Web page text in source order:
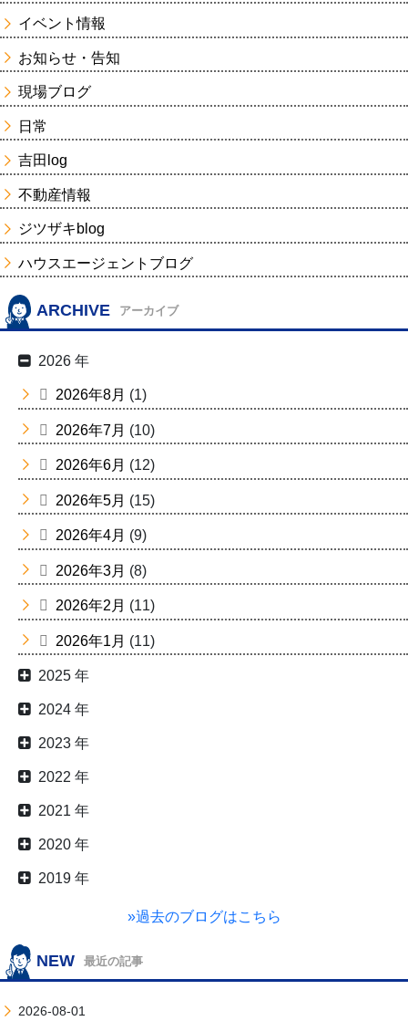
イベント情報
お知らせ・告知
現場ブログ
日常
吉田log
不動産情報
ジツザキblog
ハウスエージェントブログ
ARCHIVE アーカイブ
2026 年
2026年8月 (1)
2026年7月 (10)
2026年6月 (12)
2026年5月 (15)
2026年4月 (9)
2026年3月 (8)
2026年2月 (11)
2026年1月 (11)
2025 年
2024 年
2023 年
2022 年
2021 年
2020 年
2019 年
»過去のブログはこちら
NEW 最近の記事
2026-08-01